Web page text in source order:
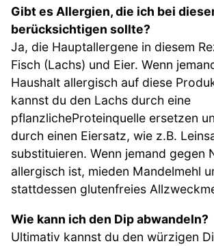
Gibt es Allergien, die ich bei
berücksichtigen sollte?
Ja, die Hauptallergene in diesem
Fisch (Lachs) und Eier. Wenn
Haushalt allergisch auf diese
kannst du den Lachs durch eine
pflanzlicheProteinquelle ersetzen
durch einen Eiersatz, wie z.B.
substituieren. Wenn jemand gegen
allergisch ist, mieden Mandelmehl
stattdessen glutenfreies
Wie kann ich den Dip abwandeln?
Ultimativ kannst du den würzigen